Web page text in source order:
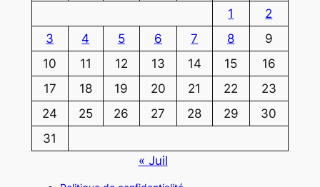
1
2
3
4 5 6 7 8
9
10
11 12 13 14 15
16
17
18 19 20 21 22
23
24
25 26 27 28 29
30
31
« Juil